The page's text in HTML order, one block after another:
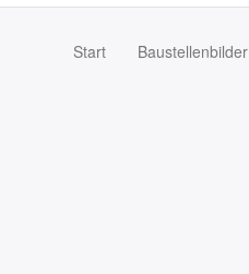
Start Baustellenbilder